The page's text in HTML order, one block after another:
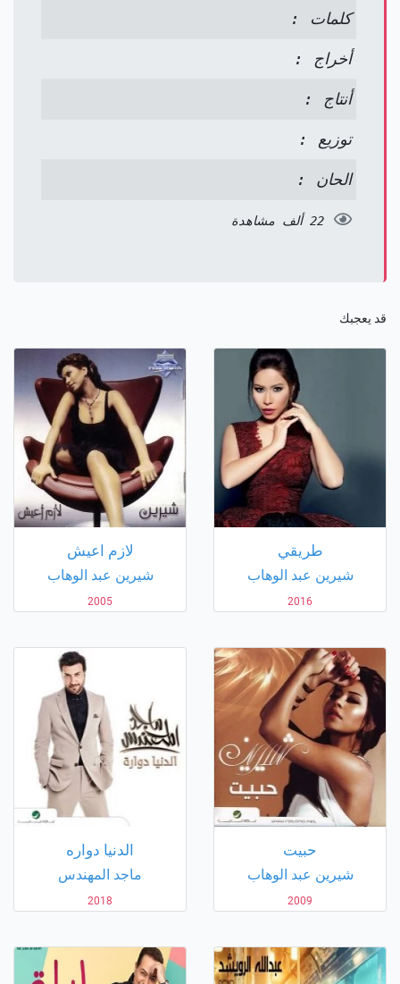
كلمات :
أخراج :
أنتاج :
توزيع :
الحان :
22 ألف مشاهدة
قد يعجبك
طريقي
شيرين عبد الوهاب
2016
لازم اعيش
شيرين عبد الوهاب
2005
حبيت
شيرين عبد الوهاب
2009
الدنيا دواره
ماجد المهندس
2018